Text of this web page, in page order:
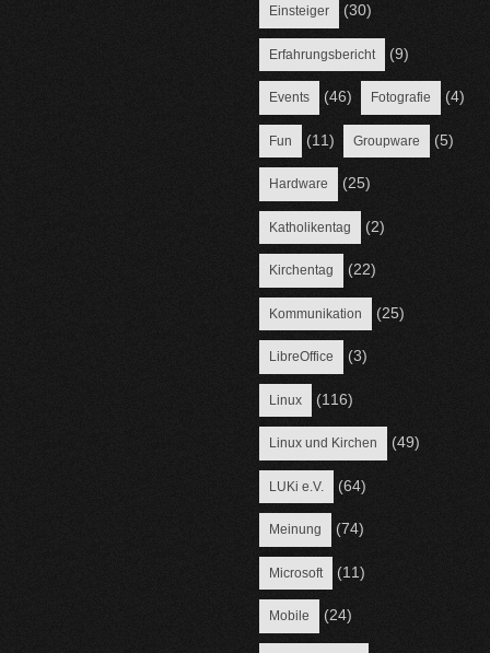
Einsteiger (30)
Erfahrungsbericht (9)
Events (46) Fotografie (4)
Fun (11) Groupware (5)
Hardware (25)
Katholikentag (2)
Kirchentag (22)
Kommunikation (25)
LibreOffice (3)
Linux (116)
Linux und Kirchen (49)
LUKi e.V. (64)
Meinung (74)
Microsoft (11)
Mobile (24)